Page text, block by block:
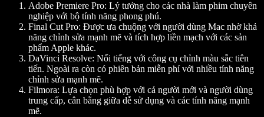
Adobe Premiere Pro: Lý tưởng cho các nhà làm phim chuyên
nghiệp với bộ tính năng phong phú.
Final Cut Pro: Được ưa chuộng với người dùng Mac nhờ khả
năng chỉnh sửa mạnh mẽ và tích hợp liền mạch với các sản
phẩm Apple khác.
DaVinci Resolve: Nổi tiếng với công cụ chỉnh màu sắc tiên
tiến. Ngoài ra còn có phiên bản miễn phí với nhiều tính năng
chỉnh sửa mạnh mẽ.
Filmora: Lựa chọn phù hợp với cả người mới và người dùng
trung cấp, cân bằng giữa dễ sử dụng và các tính năng mạnh
mẽ.